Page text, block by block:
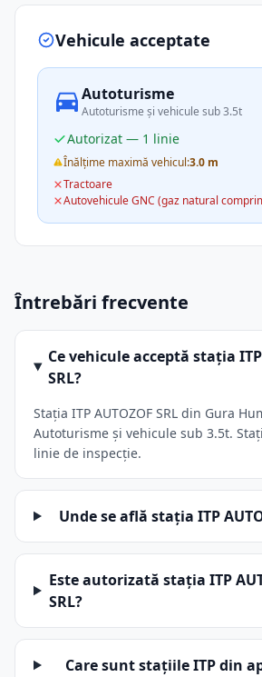
Vehicule acceptate
Autoturisme
Autoturisme și vehicule sub 3.5t
Autorizat — 1 linie
Înălțime maximă vehicul:3.0 m
Tractoare
Autovehicule GNC (gaz natural
Întrebări frecvente
Ce vehicule acceptă stația ITP
SRL?
Stația ITP AUTOZOF SRL din Gura
Autoturisme și vehicule sub 3.5t.
linie de inspecție.
Unde se află stația ITP
Este autorizată stația ITP
SRL?
Care sunt stațiile ITP din